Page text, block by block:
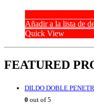
Añadir a la lista de
Quick View
FEATURED
DILDO DOBLE
0 out of 5